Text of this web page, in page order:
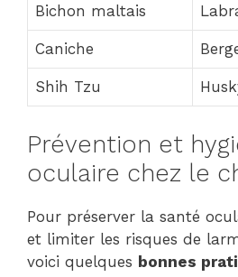
Bichon maltais
Caniche
Shih Tzu
Prévention et
oculaire chez le
Pour préserver la santé
et limiter les risques de
voici quelques bonnes